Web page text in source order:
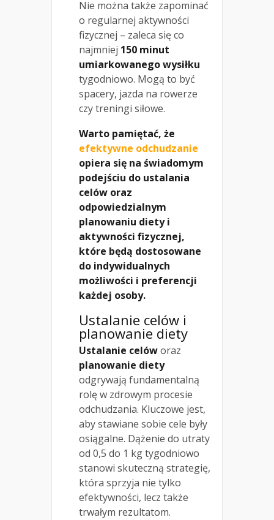
Nie można także zapominać
o regularnej aktywności
fizycznej – zaleca się co
najmniej 150 minut
umiarkowanego wysiłku
tygodniowo. Mogą to być
spacery, jazda na rowerze
czy treningi siłowe.
Warto pamiętać, że
efektywne odchudzanie
opiera się na świadomym
podejściu do ustalania
celów oraz
odpowiedzialnym
planowaniu diety i
aktywności fizycznej,
które będą dostosowane
do indywidualnych
możliwości i preferencji
każdej osoby.
Ustalanie celów i
planowanie diety
Ustalanie celóworaz
planowanie diety
odgrywają fundamentalną
rolę w zdrowym procesie
odchudzania. Kluczowe jest,
aby stawiane sobie cele były
osiągalne. Dążenie do utraty
od 0,5 do 1 kg tygodniowo
stanowi skuteczną strategię,
która sprzyja nie tylko
efektywności, lecz także
trwałym rezultatom.